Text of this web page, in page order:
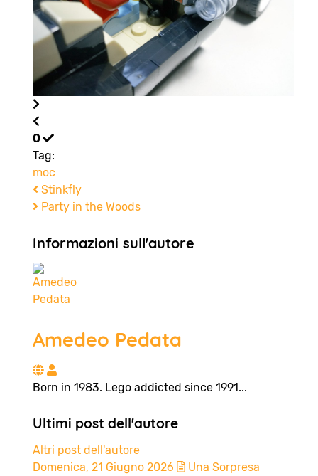
0
Tag:
moc
Stinkfly
Party in the Woods
Informazioni sull'autore
Amedeo Pedata
Amedeo Pedata
Born in 1983. Lego addicted since 1991...
Ultimi post dell'autore
Altri post dell'autore
Domenica, 21 Giugno 2026
Una Sorpresa